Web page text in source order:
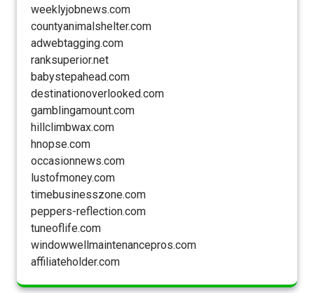
weeklyjobnews.com
countyanimalshelter.com
adwebtagging.com
ranksuperior.net
babystepahead.com
destinationoverlooked.com
gamblingamount.com
hillclimbwax.com
hnopse.com
occasionnews.com
lustofmoney.com
timebusinesszone.com
peppers-reflection.com
tuneoflife.com
windowwellmaintenancepros.com
affiliateholder.com